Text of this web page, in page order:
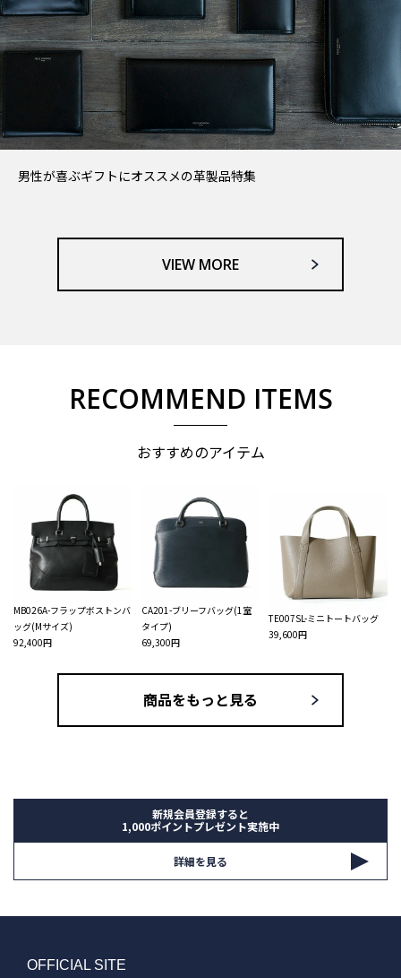
男性が喜ぶギフトにオススメの革製品特集
VIEW MORE
RECOMMEND ITEMS
おすすめのアイテム
MB026A-フラップボストンバ
ッグ(Mサイズ)
92,400円
CA201-ブリーフバッグ(1室
タイプ)
69,300円
TE007SL-ミニトートバッグ
39,600円
商品をもっと見る
新規会員登録すると
1,000ポイントプレゼント実施中
詳細を見る
OFFICIAL SITE